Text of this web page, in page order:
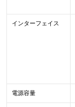
インターフェイス
電源容量